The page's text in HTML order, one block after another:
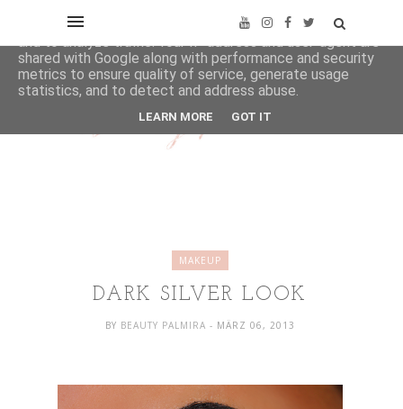
MAKEUP
DARK SILVER LOOK
BY BEAUTY PALMIRA - MÄRZ 06, 2013
This site uses cookies from Google to deliver its services
and to analyze traffic. Your IP address and user-agent are
shared with Google along with performance and security
metrics to ensure quality of service, generate usage
statistics, and to detect and address abuse.
LEARN MORE GOT IT